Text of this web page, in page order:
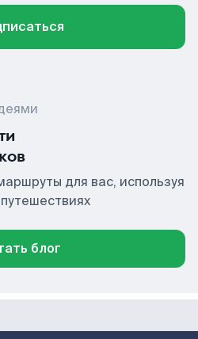
для вас, используя
блог